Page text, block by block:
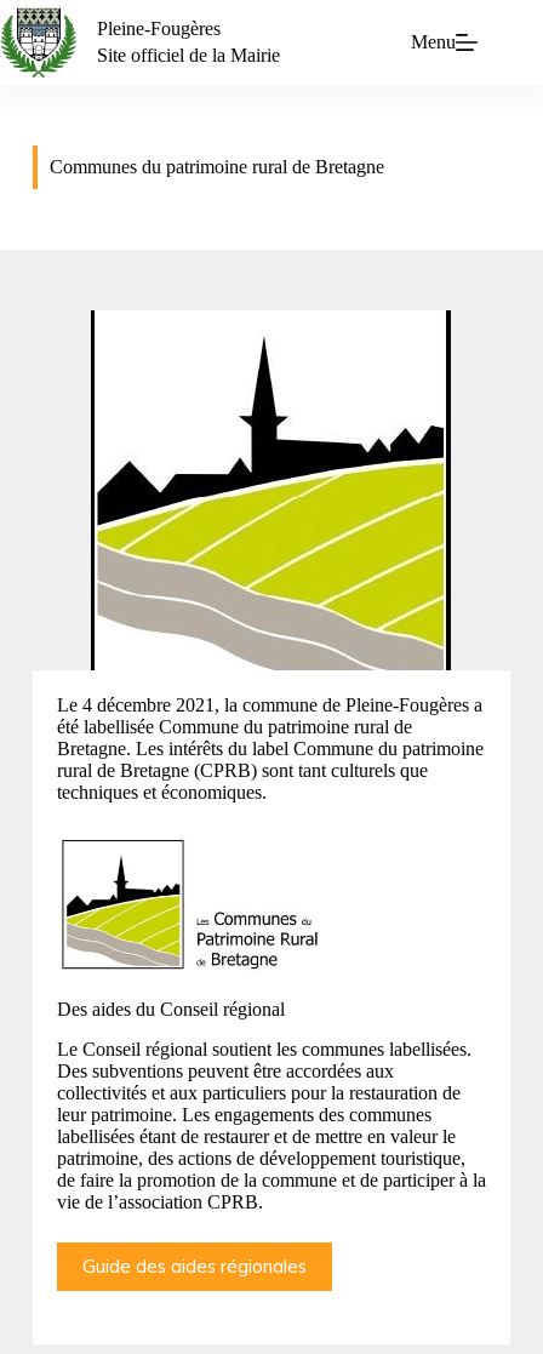
Pleine-Fougères
Site officiel de la Mairie
Menu
Communes du patrimoine rural de Bretagne
Le 4 décembre 2021, la commune de Pleine-Fougères a
été labellisée Commune du patrimoine rural de
Bretagne. Les intérêts du label Commune du patrimoine
rural de Bretagne (CPRB) sont tant culturels que
techniques et économiques.
Des aides du Conseil régional
Le Conseil régional soutient les communes labellisées.
Des subventions peuvent être accordées aux
collectivités et aux particuliers pour la restauration de
leur patrimoine. Les engagements des communes
labellisées étant de restaurer et de mettre en valeur le
patrimoine, des actions de développement touristique,
de faire la promotion de la commune et de participer à la
vie de l’association CPRB.
Guide des aides régionales